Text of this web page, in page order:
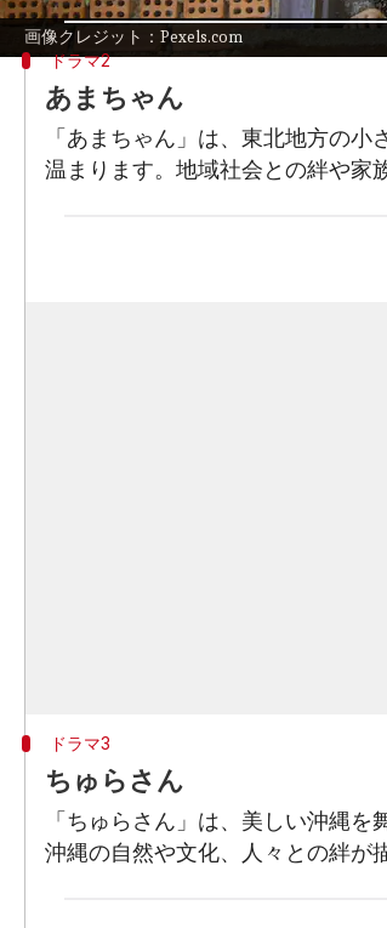
画像クレジット：Pexels.com
ドラマ2
あまちゃん
「あまちゃん」は、東北地方の
温まります。地域社会との絆や家
ドラマ3
ちゅらさん
「ちゅらさん」は、美しい沖縄
沖縄の自然や文化、人々との絆が